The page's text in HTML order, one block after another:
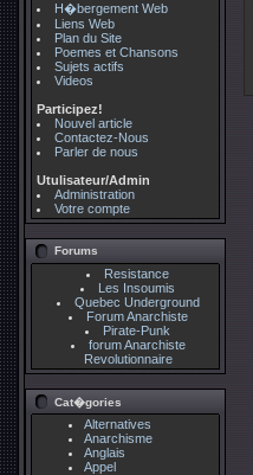
H�bergement Web
Liens Web
Plan du Site
Poemes et Chansons
Sujets actifs
Videos
Participez!
Nouvel article
Contactez-Nous
Parler de nous
Utulisateur/Admin
Administration
Votre compte
Forums
Resistance
Les Insoumis
Quebec Underground
Forum Anarchiste
Pirate-Punk
forum Anarchiste
Revolutionnaire
Cat�gories
Alternatives
Anarchisme
Anglais
Appel